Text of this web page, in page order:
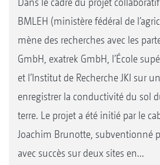
BMLEH (ministère fédéral de
mène des recherches avec les
GmbH, exatrek GmbH, l’École
et l’Institut de Recherche JKI sur
enregistrer la conductivité du sol
terre. Le projet a été initié par le
Joachim Brunotte, subventionné
avec succès sur deux sites en...